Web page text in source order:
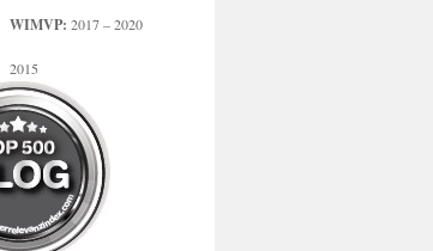
WIMVP: 2017 – 2020
2015